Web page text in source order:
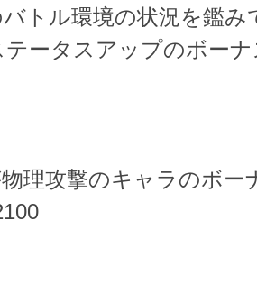
トル環境の状況を鑑み
ータスアップのボー
物理攻撃のキャラのボー